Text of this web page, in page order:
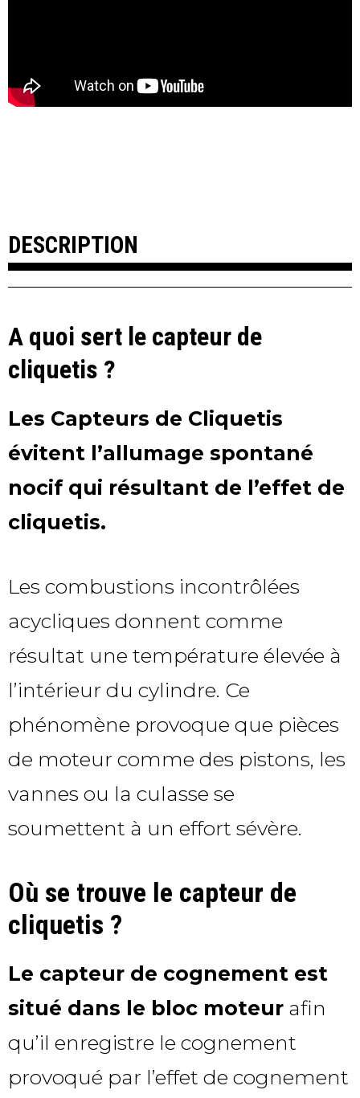
DESCRIPTION
A quoi sert le capteur de
cliquetis ?
Les Capteurs de Cliquetis
évitent l’allumage spontané
nocif qui résultant de l’effet de
cliquetis.
Les combustions incontrôlées
acycliques donnent comme
résultat une température élevée à
l’intérieur du cylindre. Ce
phénomène provoque que pièces
de moteur comme des pistons, les
vannes ou la culasse se
soumettent à un effort sévère.
Où se trouve le capteur de
cliquetis ?
Le capteur de cognement est
situé dans le bloc moteur afin
qu’il enregistre le cognement
provoqué par l’effet de cognement